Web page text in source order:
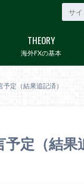
海外FXの基本
THEORY
定（結果追記済）
定（結果